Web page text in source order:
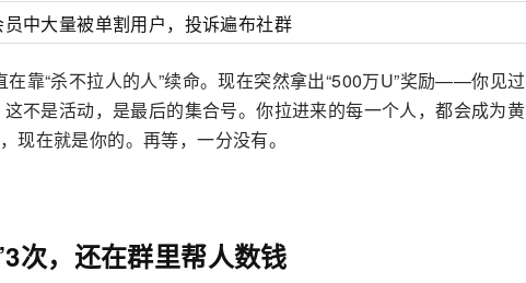
中大量被单割用户，投诉遍布社群
靠“杀不拉人的人”续命。现在突然拿出“500万U”奖励——你见过
不是活动，是最后的集合号。你拉进来的每一个人，都会成为黄
现在就是你的。再等，一分没有。
，还在群里帮人数钱